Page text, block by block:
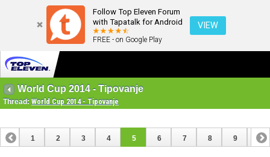
Follow Top Eleven Forum
with Tapatalk for Android
FREE - on Google Play
VIEW
World Cup 2014 - Tipovanje
Thread: World Cup 2014 - Tipovanje
1 2 3 4 5 6 7 8 9 10